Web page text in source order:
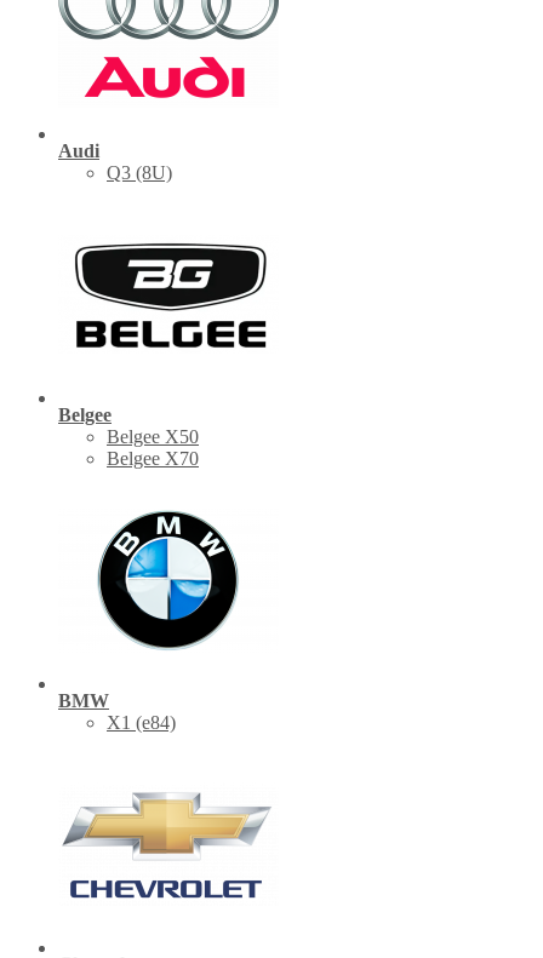
Audi
Q3 (8U)
Belgee
Belgee X50
Belgee X70
BMW
X1 (е84)